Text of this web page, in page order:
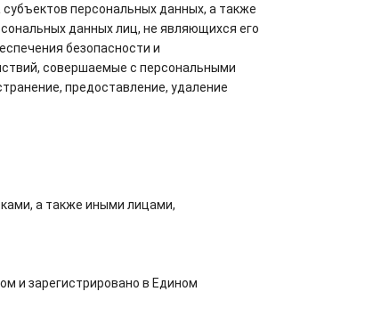
персональных данных, а также
данных лиц, не являющихся его
безопасности и
совершаемые с персональными
предоставление, удаление
а также иными лицами,
и зарегистрировано в Едином